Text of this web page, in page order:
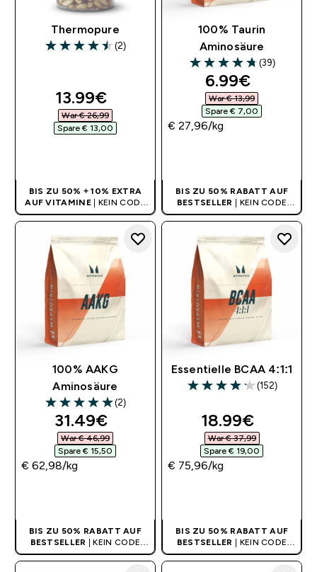
Thermopure
4.5 out of 5 stars
(2)
discounted price
13.99€‎
War € 26,99‎
Spare € 13,00‎
BIS ZU 50% + 10% EXTRA
AUF VITAMINE
| KEIN CODE
BENÖTIGT
100% Taurin
Aminosäure
4.74 out of 5 stars
(39)
discounted
6.99€‎
War € 13,99‎
Spare € 7,00‎
€ 27,96‎/kg
BIS ZU 50% RABATT AUF
BESTSELLER
| KEIN CODE
BENÖTIGT
100% AAKG
Aminosäure
5 out of 5 stars
(2)
discounted price
31.49€‎
War € 46,99‎
Spare € 15,50‎
€ 62,98‎/kg
BIS ZU 50% RABATT AUF
BESTSELLER
| KEIN CODE
BENÖTIGT
Essentielle BCAA 4:1:1
4.16 out of 5 stars
(152)
discounted
18.99€‎
War € 37,99‎
Spare € 19,00‎
€ 75,96‎/kg
BIS ZU 50% RABATT AUF
BESTSELLER
| KEIN CODE
BENÖTIGT